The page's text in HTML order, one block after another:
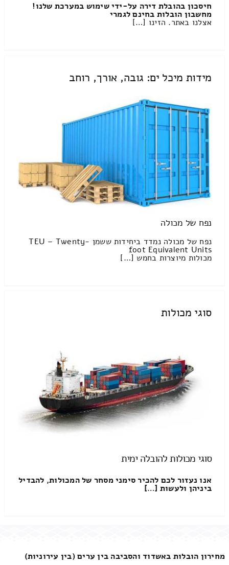
חיסכון בהובלת דירה על-ידי שימוש במערכת שלנו!
מחשבון הובלות בחינם לגמרי
אצלנו באתר. הזינו […]
מידות מיכל ים: גובה, אורך, רוחב
נפח של מכולה
נפח של מכולה נמדד ביחידות ששמן TEU – Twenty-
foot Equivalent Units
מכולות מיוצרות בחמש […]
סוגי מכולות
סוגי מכולות להובלה ימית
אנו נעזור לכם להכיר סימני מסחר של המכולות, להבדיל
ביניהן ולעשות […]
מחירון הובלות באשדוד והסביבה בין ערים (בין עירוניות)